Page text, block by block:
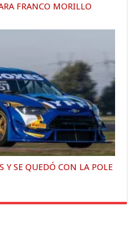
FRANCO MORILLO
SE QUEDÓ CON LA POLE